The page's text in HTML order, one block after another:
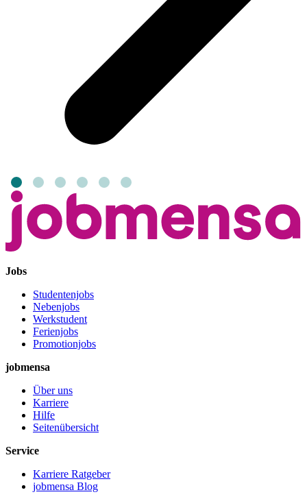
Jobs
Studentenjobs
Nebenjobs
Werkstudent
Ferienjobs
Promotionjobs
jobmensa
Über uns
Karriere
Hilfe
Seitenübersicht
Service
Karriere Ratgeber
jobmensa Blog